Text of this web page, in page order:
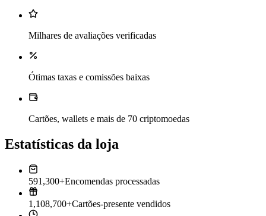
Milhares de avaliações verificadas
Ótimas taxas e comissões baixas
Cartões, wallets e mais de 70 criptomoedas
Estatísticas da loja
591,300+Encomendas processadas
1,108,700+Cartões-presente vendidos